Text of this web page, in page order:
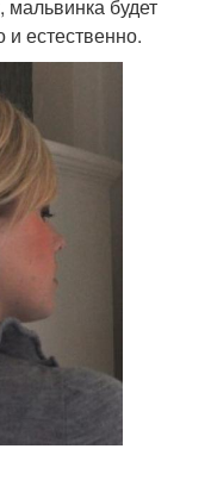
будет
и естественно.